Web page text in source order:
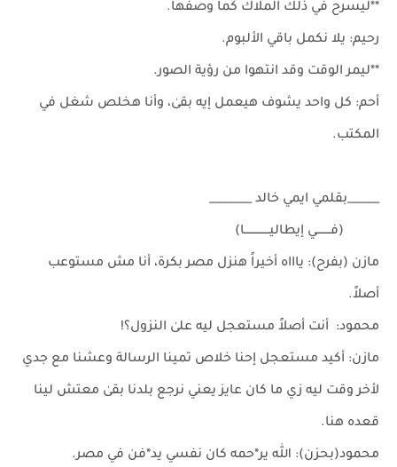
**ليسرح في ذلك الملاك كما وصفها.
رحيم: يلا نكمل باقي الألبوم.
**ليمر الوقت وقد انتهوا من رؤية الصور.
أحم: كل واحد يشوف هيعمل إيه بقىٰ، وأنا هخلص شغل في
المكتب.
______بقلمي ايمي خالد ________
(فــــــــي إيطاليــــــــــــــا)
مازن (بفرح): ياااه أخيراً هنزل مصر بكرة، أنا مش مستوعب
أصلاً.
محمود: أنت أصلاً مستعجل ليه علىٰ النزول؟!
مازن: أكيد مستعجل إحنا خلاص تمينا الرسالة وعشنا مع جدي
لأخر وقت ليه زي ما كان عايز يعني نرجع بلدنا بقىٰ معتش لينا
قعده هنا.
محمود(بحزن): ﷲ ير*حمه كان نفسي يد*فن في مصر.